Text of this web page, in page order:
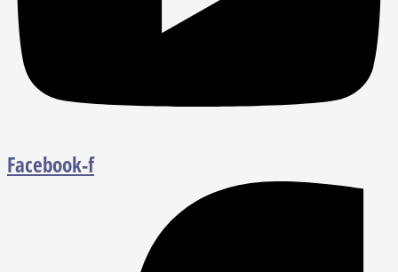
Facebook-f